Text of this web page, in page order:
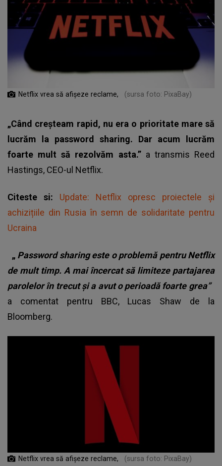
Netflix vrea să afişeze reclame, (sursa foto: PixaBay)
„Când creșteam rapid, nu era o prioritate mare să
lucrăm la password sharing. Dar acum lucrăm
foarte mult să rezolvăm asta.” a transmis Reed
Hastings, CEO-ul Netflix.
Citeste si: Update: Netflix opresc proiectele și
achizițiile din Rusia în semn de solidaritate pentru
Ucraina
„ Password sharing este o problemă pentru Netflix
de mult timp. A mai încercat să limiteze partajarea
parolelor în trecut și a avut o perioadă foarte grea”
a comentat pentru BBC, Lucas Shaw de la
Bloomberg.
Netflix vrea să afişeze reclame, (sursa foto: PixaBay)